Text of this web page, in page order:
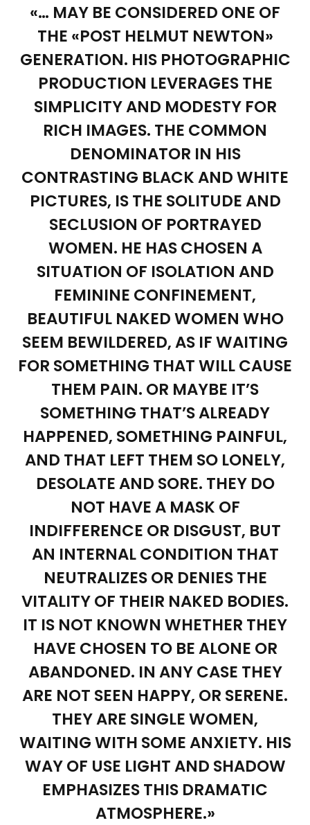
«… MAY BE CONSIDERED ONE OF
THE «POST HELMUT NEWTON»
GENERATION. HIS PHOTOGRAPHIC
PRODUCTION LEVERAGES THE
SIMPLICITY AND MODESTY FOR
RICH IMAGES. THE COMMON
DENOMINATOR IN HIS
CONTRASTING BLACK AND WHITE
PICTURES, IS THE SOLITUDE AND
SECLUSION OF PORTRAYED
WOMEN. HE HAS CHOSEN A
SITUATION OF ISOLATION AND
FEMININE CONFINEMENT,
BEAUTIFUL NAKED WOMEN WHO
SEEM BEWILDERED, AS IF WAITING
FOR SOMETHING THAT WILL CAUSE
THEM PAIN. OR MAYBE IT’S
SOMETHING THAT’S ALREADY
HAPPENED, SOMETHING PAINFUL,
AND THAT LEFT THEM SO LONELY,
DESOLATE AND SORE. THEY DO
NOT HAVE A MASK OF
INDIFFERENCE OR DISGUST, BUT
AN INTERNAL CONDITION THAT
NEUTRALIZES OR DENIES THE
VITALITY OF THEIR NAKED BODIES.
IT IS NOT KNOWN WHETHER THEY
HAVE CHOSEN TO BE ALONE OR
ABANDONED. IN ANY CASE THEY
ARE NOT SEEN HAPPY, OR SERENE.
THEY ARE SINGLE WOMEN,
WAITING WITH SOME ANXIETY. HIS
WAY OF USE LIGHT AND SHADOW
EMPHASIZES THIS DRAMATIC
ATMOSPHERE.»